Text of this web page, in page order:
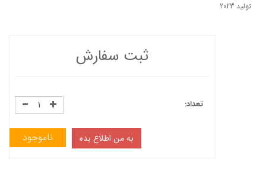
تولید 2023
ثبت سفارش
تعداد:
ناموجود به من اطلاع بده